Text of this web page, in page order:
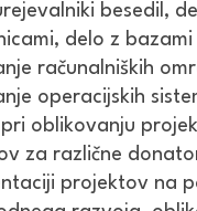
besedil,
delo z
računalniških
operacijskih
pri oblikovanju
za različne
projektov na